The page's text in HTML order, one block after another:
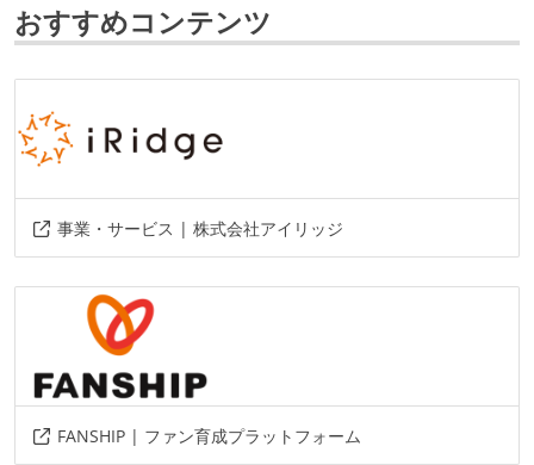
情報共有ツール
slack
notion
その他
googleworkspace
その他、現場で使われている技術
言語
python
php
javascript
mysql
おすすめコンテンツ
事業・サービス | 株式会社アイリッジ
FANSHIP | ファン育成プラットフォーム